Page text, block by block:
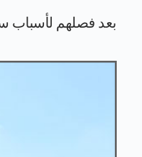
بعد فصلهم لأسباب سياسية… 1411 معلماً ومعلمة